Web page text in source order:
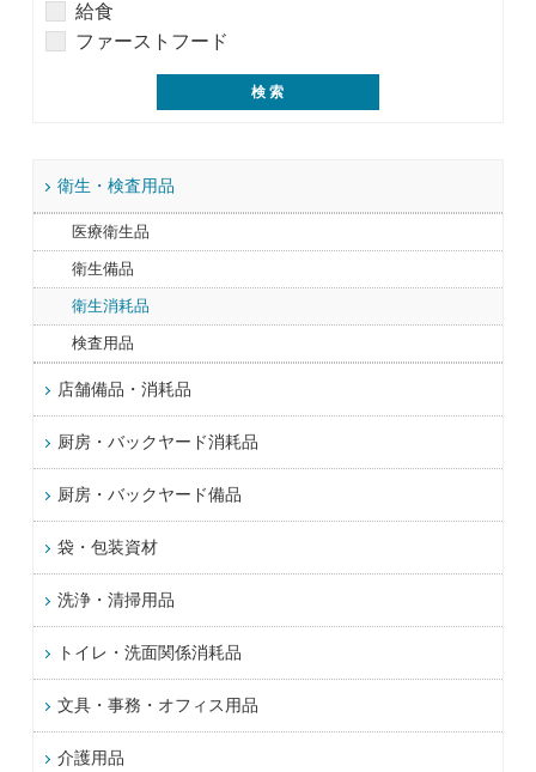
給食
ファーストフード
衛生・検査用品
医療衛生品
衛生備品
衛生消耗品
検査用品
店舗備品・消耗品
厨房・バックヤード消耗品
厨房・バックヤード備品
袋・包装資材
洗浄・清掃用品
トイレ・洗面関係消耗品
文具・事務・オフィス用品
介護用品